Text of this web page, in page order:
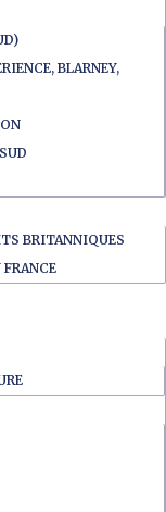
BLARNEY,
BRITANNIQUES